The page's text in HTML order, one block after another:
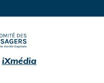
iXmédiaundefined